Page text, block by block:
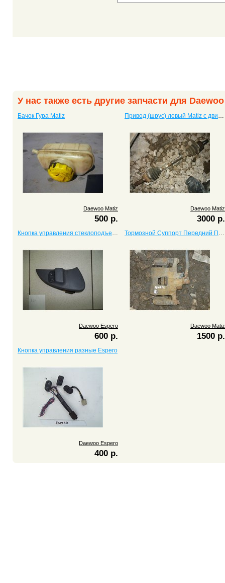
У нас также есть другие запчасти для Daewoo
Бачок Гура Matiz
Daewoo Matiz
500 р.
Привод (шрус) левый Matiz с двигателем F8CV
Daewoo Matiz
3000 р.
Кнопка управления стеклоподъемником Espero
Daewoo Espero
600 р.
Тормозной Суппорт Передний Правый Matiz
Daewoo Matiz
1500 р.
Кнопка управления разные Espero
Daewoo Espero
400 р.